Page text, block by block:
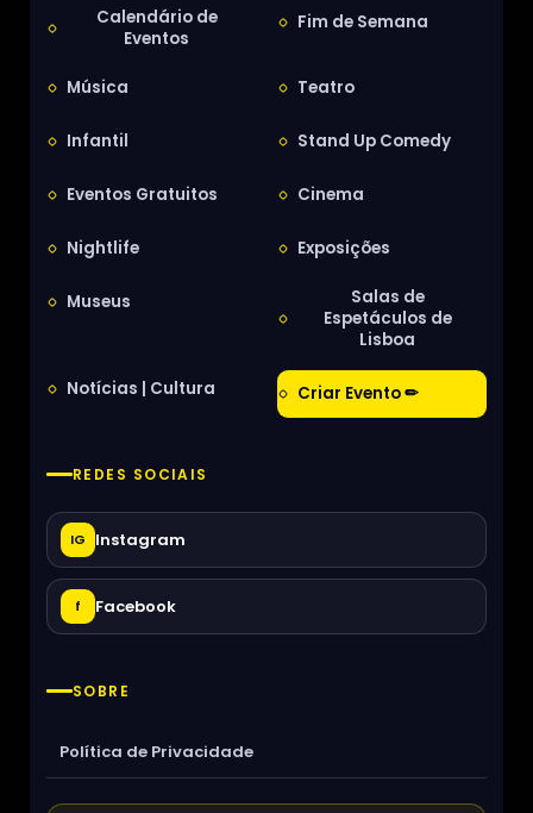
Calendário de
Eventos
Fim de Semana
Música Teatro
Infantil Stand Up Comedy
Eventos Gratuitos Cinema
Nightlife Exposições
Museus
Salas de
Espetáculos de
Lisboa
Notícias | Cultura Criar Evento ✏
REDES SOCIAIS
IG Instagram
f Facebook
SOBRE
Política de Privacidade